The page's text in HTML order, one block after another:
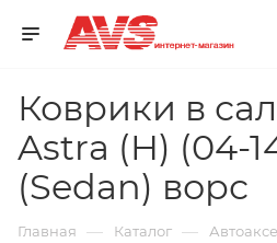
Коврики в
Astra (H) (04-
(Sedan) ворс
Главная — Каталог —